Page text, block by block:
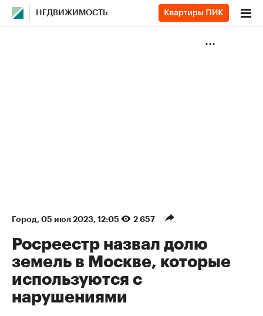
НЕДВИЖИМОСТЬ
Город⁠, 05 июл 2023, 12:05 2 657
Росреестр назвал долю
земель в Москве, которые
используются с
нарушениями